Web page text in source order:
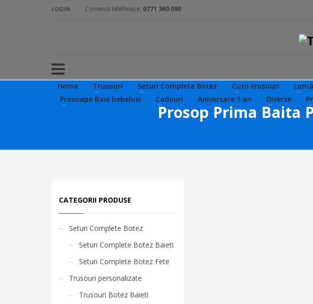
LOGIN Comenzi telefonice: 0771 360 090
Home Trusouri Seturi Complete Botez Cutii trusouri
Prosoape Baie bebelusi
Cadouri Aniversare 1 an Diverse
Prosop Prima Baita
CATEGORII PRODUSE
Seturi Complete Botez
Seturi Complete Botez Baieti
Seturi Complete Botez Fete
Trusouri personalizate
Trusouri Botez Baieti